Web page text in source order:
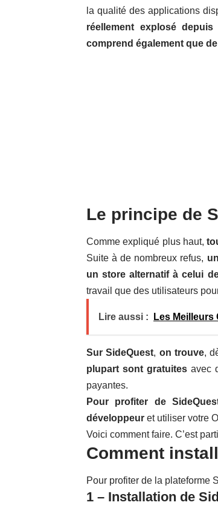
la qualité des applications
réellement explosé
comprend également que
Le principe de
Comme expliqué plus haut,
Suite à de nombreux refus,
un store alternatif à celui
travail que des utilisateurs
Lire aussi : Les
Sur SideQuest, on trouve,
plupart sont gratuites avec
payantes.
Pour profiter de
développeur et utiliser votre
Voici comment faire. C’est
Comment
Pour profiter de la plateforme
1 – Installation de